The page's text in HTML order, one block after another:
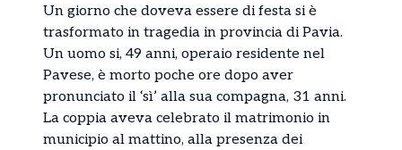
Un giorno che doveva essere di festa si è
trasformato in tragedia in provincia di Pavia.
Un uomo si, 49 anni, operaio residente nel
Pavese, è morto poche ore dopo aver
pronunciato il ‘sì’ alla sua compagna, 31 anni.
La coppia aveva celebrato il matrimonio in
municipio al mattino, alla presenza dei